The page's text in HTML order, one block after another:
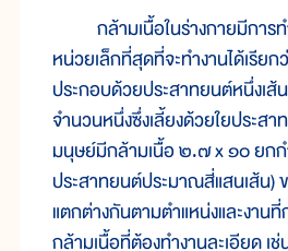
กล้ามเนื้อในร่างกายมีการ
หน่วยเล็กที่สุดที่จะทำงานได้เรียก
ประกอบด้วยประสาทยนต์หนึ่งเส้
จำนวนหนึ่งซึ่งเลี้ยงด้วยใยประสาท
มนุษย์มีกล้ามเนื้อ ๒.๗ x ๑๐ ยก
ประสาทยนต์ประมาณสี่แสนเส้น)
แตกต่างกันตามตำแหน่งและงานที่
กล้ามเนื้อที่ต้องทำงานละเอียด เ